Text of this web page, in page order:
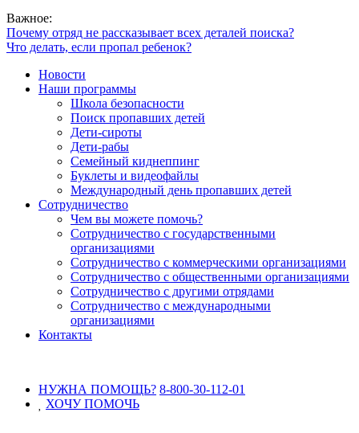
Важное:
Почему отряд не рассказывает всех деталей поиска?
Что делать, если пропал ребенок?
Новости
Наши программы
Школа безопасности
Поиск пропавших детей
Дети-сироты
Дети-рабы
Семейный киднеппинг
Буклеты и видеофайлы
Международный день пропавших детей
Сотрудничество
Чем вы можете помочь?
Сотрудничество с государственными
организациями
Сотрудничество с коммерческими организациями
Сотрудничество с общественными организациями
Сотрудничество с другими отрядами
Сотрудничество с международными
организациями
Контакты
НУЖНА ПОМОЩЬ? 8-800-30-112-01
ХОЧУПОМОЧЬ